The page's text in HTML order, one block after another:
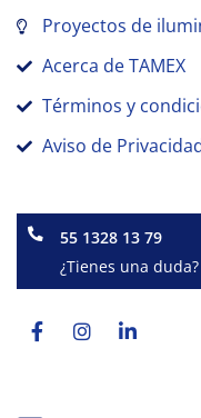
Proyectos de
Acerca de TAMEX
Términos y
Aviso de
55 1328 13 79
¿Tienes una duda?
f